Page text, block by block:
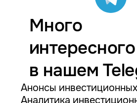
Много
интересного
в нашем
Анонсы
Аналитика